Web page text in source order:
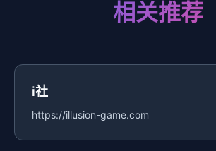
相关推荐
i社
https://illusion-game.com